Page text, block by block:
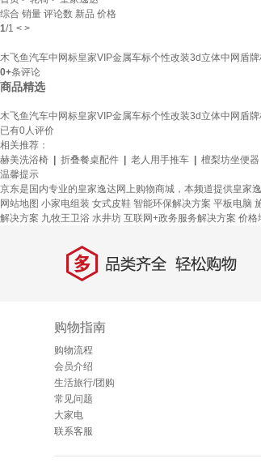
综合 销量 评论数 新品 价格
1/1 < >
木飞鱼汽车中网标皇家VIP金属车标个性改装3d立体中网盾
0+条评论
商品精选
木飞鱼汽车中网标皇家VIP金属车标个性改装3d立体中网盾
已有0人评价
相关推荐：
赫美洗浴椅
折叠餐桌配件 老人用手推车 檀梨坊坐便器
温馨提示
京东是国内专业的皇家逸达网上购物商城，本频道提供皇家
网站地图 小家电组装 女式皮鞋 智能环保解决方案 平板电脑
解决方案 九牧王卫浴 水井坊 互联网+政务服务解决方案 价格
多 品类齐全，轻松购物
购物指南
购物流程
会员介绍
生活旅行/团购
常见问题
大家电
联系客服